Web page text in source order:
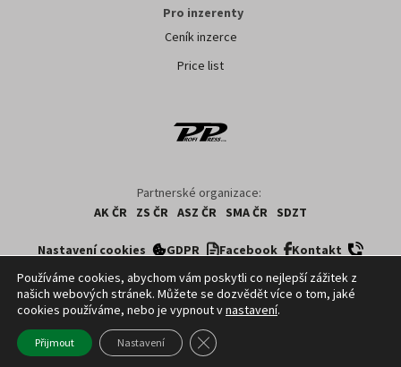
Pro inzerenty
Ceník inzerce
Price list
Partnerské organizace:
AK ČR
ZS ČR ASZ ČR SMA ČR SDZT
Nastavení cookies GDPR Facebook Kontakt
Copyright ©2026 ČTK. Profi Press, s.r.o. využívá zpravodajství z databází ČTK,
jejichž obsah je chráněn autorským zákonem. Přepis, šíření či další
zpřístupňování tohoto obsahu či jeho části veřejnosti, a to jakýmkoliv způsobem,
je bez předchozího souhlasu ČTK výslovně zakázáno.
Používáme cookies, abychom vám poskytli co nejlepší zážitek z
našich webových stránek. Můžete se dozvědět více o tom, jaké
cookies používáme, nebo je vypnout vnastavení.
Přijmout Nastavení Zavřít cookie lištu GDPR